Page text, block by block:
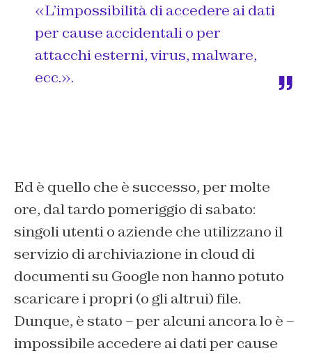
«L’impossibilità di accedere ai dati
per cause accidentali o per
attacchi esterni, virus, malware,
ecc.».
Ed è quello che è successo, per molte
ore, dal tardo pomeriggio di sabato:
singoli utenti o aziende che utilizzano il
servizio di archiviazione in cloud di
documenti su Google non hanno potuto
scaricare i propri (o gli altrui) file.
Dunque, è stato – per alcuni ancora lo è –
impossibile accedere ai dati per cause